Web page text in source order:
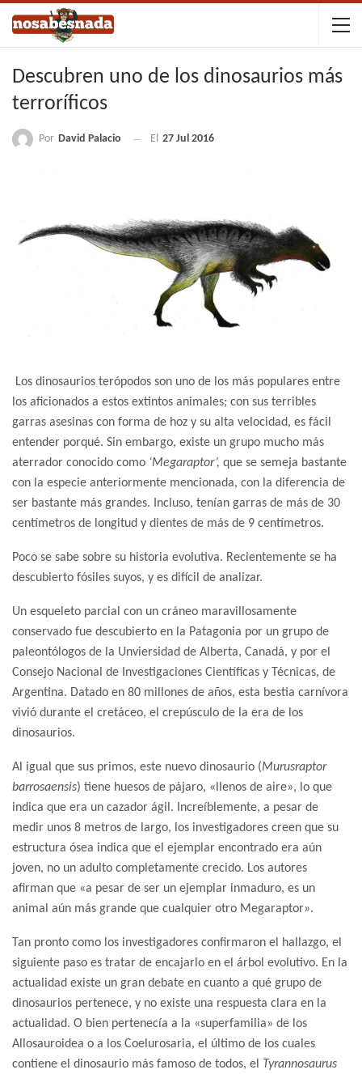
Descubren uno de los dinosaurios más
terroríficos
Por David Palacio El 27 Jul 2016
Los dinosaurios terópodos son uno de los más populares entre
los aficionados a estos extintos animales; con sus terribles
garras asesinas con forma de hoz y su alta velocidad, es fácil
entender porqué. Sin embargo, existe un grupo mucho más
aterrador conocido como ‘Megaraptor’, que se semeja bastante
con la especie anteriormente mencionada, con la diferencia de
ser bastante más grandes. Incluso, tenían garras de más de 30
centímetros de longitud y dientes de más de 9 centímetros.
Poco se sabe sobre su historia evolutiva. Recientemente se ha
descubierto fósiles suyos, y es difícil de analizar.
Un esqueleto parcial con un cráneo maravillosamente
conservado fue descubierto en la Patagonia por un grupo de
paleontólogos de la Unviersidad de Alberta, Canadá, y por el
Consejo Nacional de Investigaciones Científicas y Técnicas, de
Argentina. Datado en 80 millones de años, esta bestia carnívora
vivió durante el cretáceo, el crepúsculo de la era de los
dinosaurios.
Al igual que sus primos, este nuevo dinosaurio (Murusraptor
barrosaensis) tiene huesos de pájaro, «llenos de aire», lo que
indica que era un cazador ágil. Increíblemente, a pesar de
medir unos 8 metros de largo, los investigadores creen que su
estructura ósea indica que el ejemplar encontrado era aún
joven, no un adulto completamente crecido. Los autores
afirman que «a pesar de ser un ejemplar inmaduro, es un
animal aún más grande que cualquier otro Megaraptor».
Tan pronto como los investigadores confirmaron el hallazgo, el
siguiente paso es tratar de encajarlo en el árbol evolutivo. En la
actualidad existe un gran debate en cuanto a qué grupo de
dinosaurios pertenece, y no existe una respuesta clara en la
actualidad. O bien pertenecía a la «superfamilia» de los
Allosauroidea o a los Coelurosaria, el último de los cuales
contiene el dinosaurio más famoso de todos, el Tyrannosaurus